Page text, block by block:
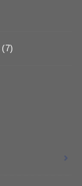
(7)